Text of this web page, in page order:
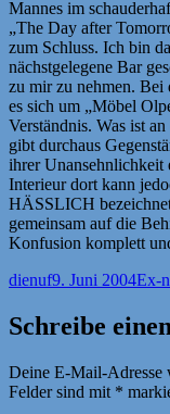
Mannes im
„The Day after
zum Schluss. Ich bin
nächstgelegene Bar
zu mir zu nehmen. Bei
es sich um „Möbel
Verständnis. Was ist
gibt durchaus
ihrer Unansehnlichkeit
Interieur dort kann
HÄSSLICH
gemeinsam auf die
Konfusion komplett
Autor
dienufVeröffentlicht
9. Juni 2004Ex-
Schreibe
Deine E-Mail-
Felder sind mit *